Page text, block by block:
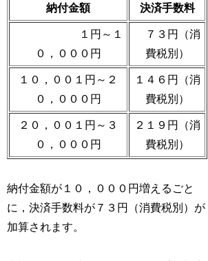
納付金額 決済手数料
１円～１
０，０００円
７３円（消
費税別）
１０，００１円～２
０，０００円
１４６円（消
費税別）
２０，００１円～３
０，０００円
２１９円（消
費税別）
納付金額が１０，０００円増えるごと
に，決済手数料が７３円（消費税別）が
加算されます。